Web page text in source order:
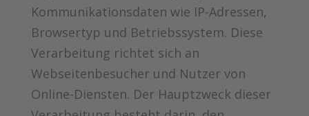
Kommunikationsdaten wie IP-Adressen,
Browsertyp und Betriebssystem. Diese
Verarbeitung richtet sich an
Webseitenbesucher und Nutzer von
Online-Diensten. Der Hauptzweck dieser